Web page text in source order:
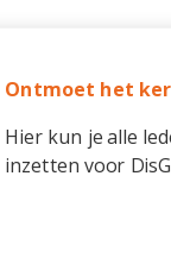
Ontmoet het
Hier kun je alle
inzetten voor